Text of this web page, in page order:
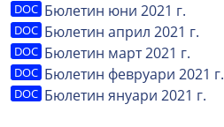
Бюлетин юни 2021 г.
Бюлетин април 2021 г.
Бюлетин март 2021 г.
Бюлетин февруари 2021 г.
Бюлетин януари 2021 г.